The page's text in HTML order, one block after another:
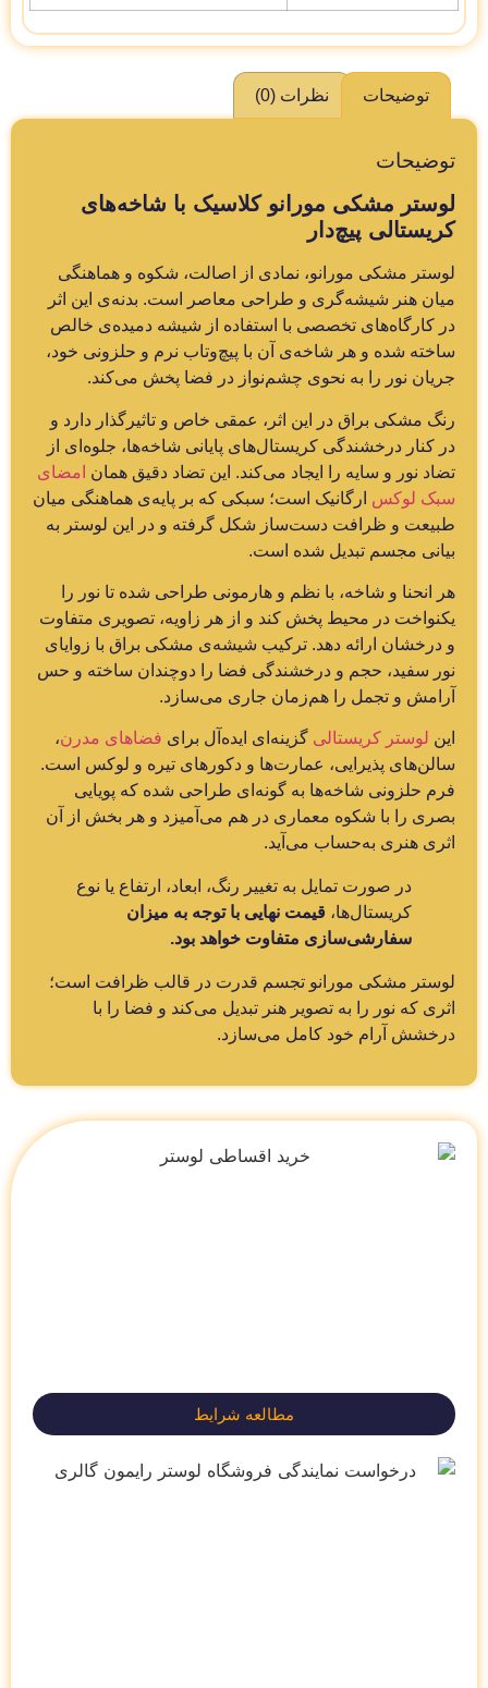
توضیحات نظرات (0)
توضیحات
لوستر مشکی مورانو کلاسیک با شاخه‌های
کریستالی پیچ‌دار
لوستر مشکی مورانو، نمادی از اصالت، شکوه و هماهنگی
میان هنر شیشه‌گری و طراحی معاصر است. بدنه‌ی این اثر
در کارگاه‌های تخصصی با استفاده از شیشه دمیده‌ی خالص
ساخته شده و هر شاخه‌ی آن با پیچ‌وتاب نرم و حلزونی خود،
جریان نور را به نحوی چشم‌نواز در فضا پخش می‌کند.
رنگ مشکی براق در این اثر، عمقی خاص و تاثیرگذار دارد و
در کنار درخشندگی کریستال‌های پایانی شاخه‌ها، جلوه‌ای از
تضاد نور و سایه را ایجاد می‌کند. این تضاد دقیق همان امضای
سبک لوکس ارگانیک است؛ سبکی که بر پایه‌ی هماهنگی میان
طبیعت و ظرافت دست‌ساز شکل گرفته و در این لوستر به
بیانی مجسم تبدیل شده است.
هر انحنا و شاخه، با نظم و هارمونی طراحی شده تا نور را
یکنواخت در محیط پخش کند و از هر زاویه، تصویری متفاوت
و درخشان ارائه دهد. ترکیب شیشه‌ی مشکی براق با زوایای
نور سفید، حجم و درخشندگی فضا را دوچندان ساخته و حس
آرامش و تجمل را هم‌زمان جاری می‌سازد.
این لوستر کریستالی گزینه‌ای ایده‌آل برای فضاهای مدرن،
سالن‌های پذیرایی، عمارت‌ها و دکورهای تیره و لوکس است.
فرم حلزونی شاخه‌ها به گونه‌ای طراحی شده که پویایی
بصری را با شکوه معماری در هم می‌آمیزد و هر بخش از آن
اثری هنری به‌حساب می‌آید.
در صورت تمایل به تغییر رنگ، ابعاد، ارتفاع یا نوع
کریستال‌ها، قیمت نهایی با توجه به میزان
سفارشی‌سازی متفاوت خواهد بود.
لوستر مشکی مورانو تجسم قدرت در قالب ظرافت است؛
اثری که نور را به تصویر هنر تبدیل می‌کند و فضا را با
درخشش آرام خود کامل می‌سازد.
مطالعه شرایط